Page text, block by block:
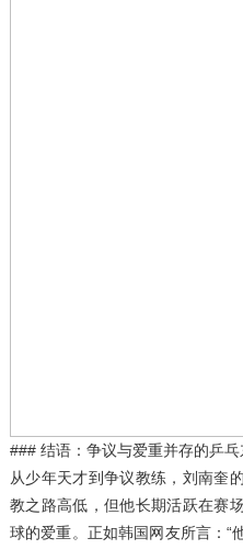
### 结语：争议与爱重并存的乒乓
从少年天才到争议教练，刘南奎
教之路高低，但他长期活跃在赛
球的爱重。正如韩国网友所言：“